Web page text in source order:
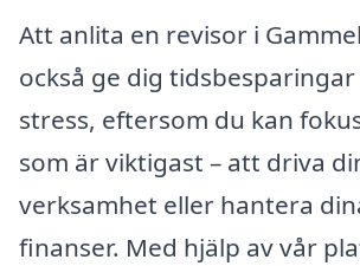
Att anlita en revisor i
också ge dig
stress, eftersom du kan
som är viktigast – att driva
verksamhet eller hantera
finanser. Med hjälp av vår